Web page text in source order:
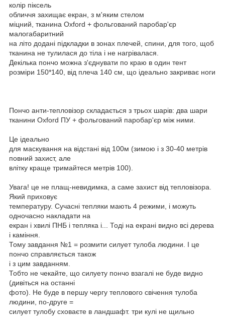
колір піксель
обличчя захищає екран, з м'яким стелом
міцний, тканина Oxford + фольгований паробар'єр
малогабаритний
на літо додані підкладки в зонах плечей, спини, для того, щоб
тканина не тулилася до тіла і не нагрівалася.
Декілька пончо можна з'єднувати по краю в один тент
розміри 150*140, від плеча 140 см, що ідеально закриває ноги
Пончо анти-тепловізор складається з трьох шарів: два шари
тканини Oxford ПУ + фольгований паробар'єр між ними.
Це ідеально
для маскування на відстані від 100м (зимою і з 30-40 метрів
повний захист, але
влітку краще тримайтеся метрів 100).
Увага! це не плащ-невидимка, а саме захист від тепловізора.
Який приховує
температуру. Сучасні тепляки мають 4 режими, і можуть
одночасно накладати на
екран і хвилі ПНБ і тепляка і... Тоді на екрані видно всі дерева
і каміння.
Тому завдання №1 = розмити силует тулоба людини. І це
пончо справляється також
і з цим завданням.
Тобто не чекайте, що силуету пончо взагалі не буде видно
(дивіться на останні
фото). Не буде в першу чергу теплового свічення тулоба
людини, по-друге =
силует тулобу сховаєте в ландшафт. три кулі не щильно